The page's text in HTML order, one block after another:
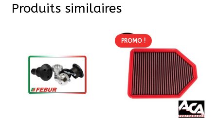
Produits similaires
PROMO !